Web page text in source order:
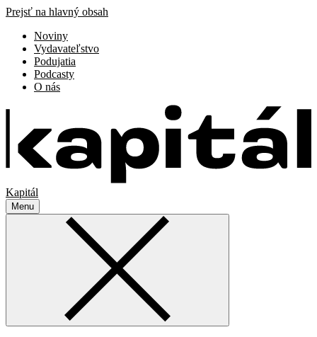
Prejsť na hlavný obsah
Noviny
Vydavateľstvo
Podujatia
Podcasty
O nás
Kapitál
Menu